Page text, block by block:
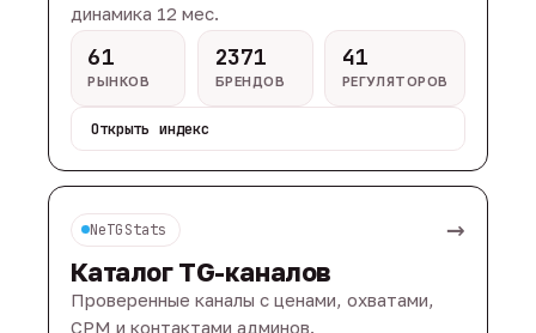
динамика 12 мес.
61
РЫНКОВ
2371
БРЕНДОВ
41
РЕГУЛЯТОРОВ
Открыть индекс
NeTGStats →
Каталог TG-каналов
Проверенные каналы с ценами, охватами,
CPM и контактами админов.